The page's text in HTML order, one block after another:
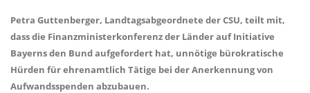
Petra Guttenberger, Landtagsabgeordnete der CSU, teilt mit,
dass die Finanzministerkonferenz der Länder auf Initiative
Bayerns den Bund aufgefordert hat, unnötige bürokratische
Hürden für ehrenamtlich Tätige bei der Anerkennung von
Aufwandsspenden abzubauen.